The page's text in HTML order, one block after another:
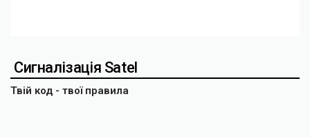
Сигналізація Satel
Твій код - твої правила